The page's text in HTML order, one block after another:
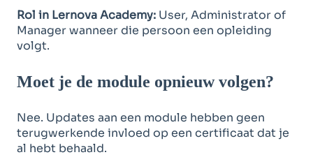
Rol in Lernova Academy: User, Administrator of
Manager wanneer die persoon een opleiding
volgt.
Moet je de module opnieuw volgen?
Nee. Updates aan een module hebben geen
terugwerkende invloed op een certificaat dat je
al hebt behaald.